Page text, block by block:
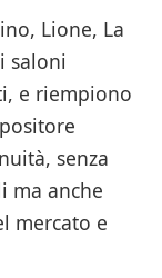
Lione, La
saloni
e riempiono
senza
ma anche
mercato e